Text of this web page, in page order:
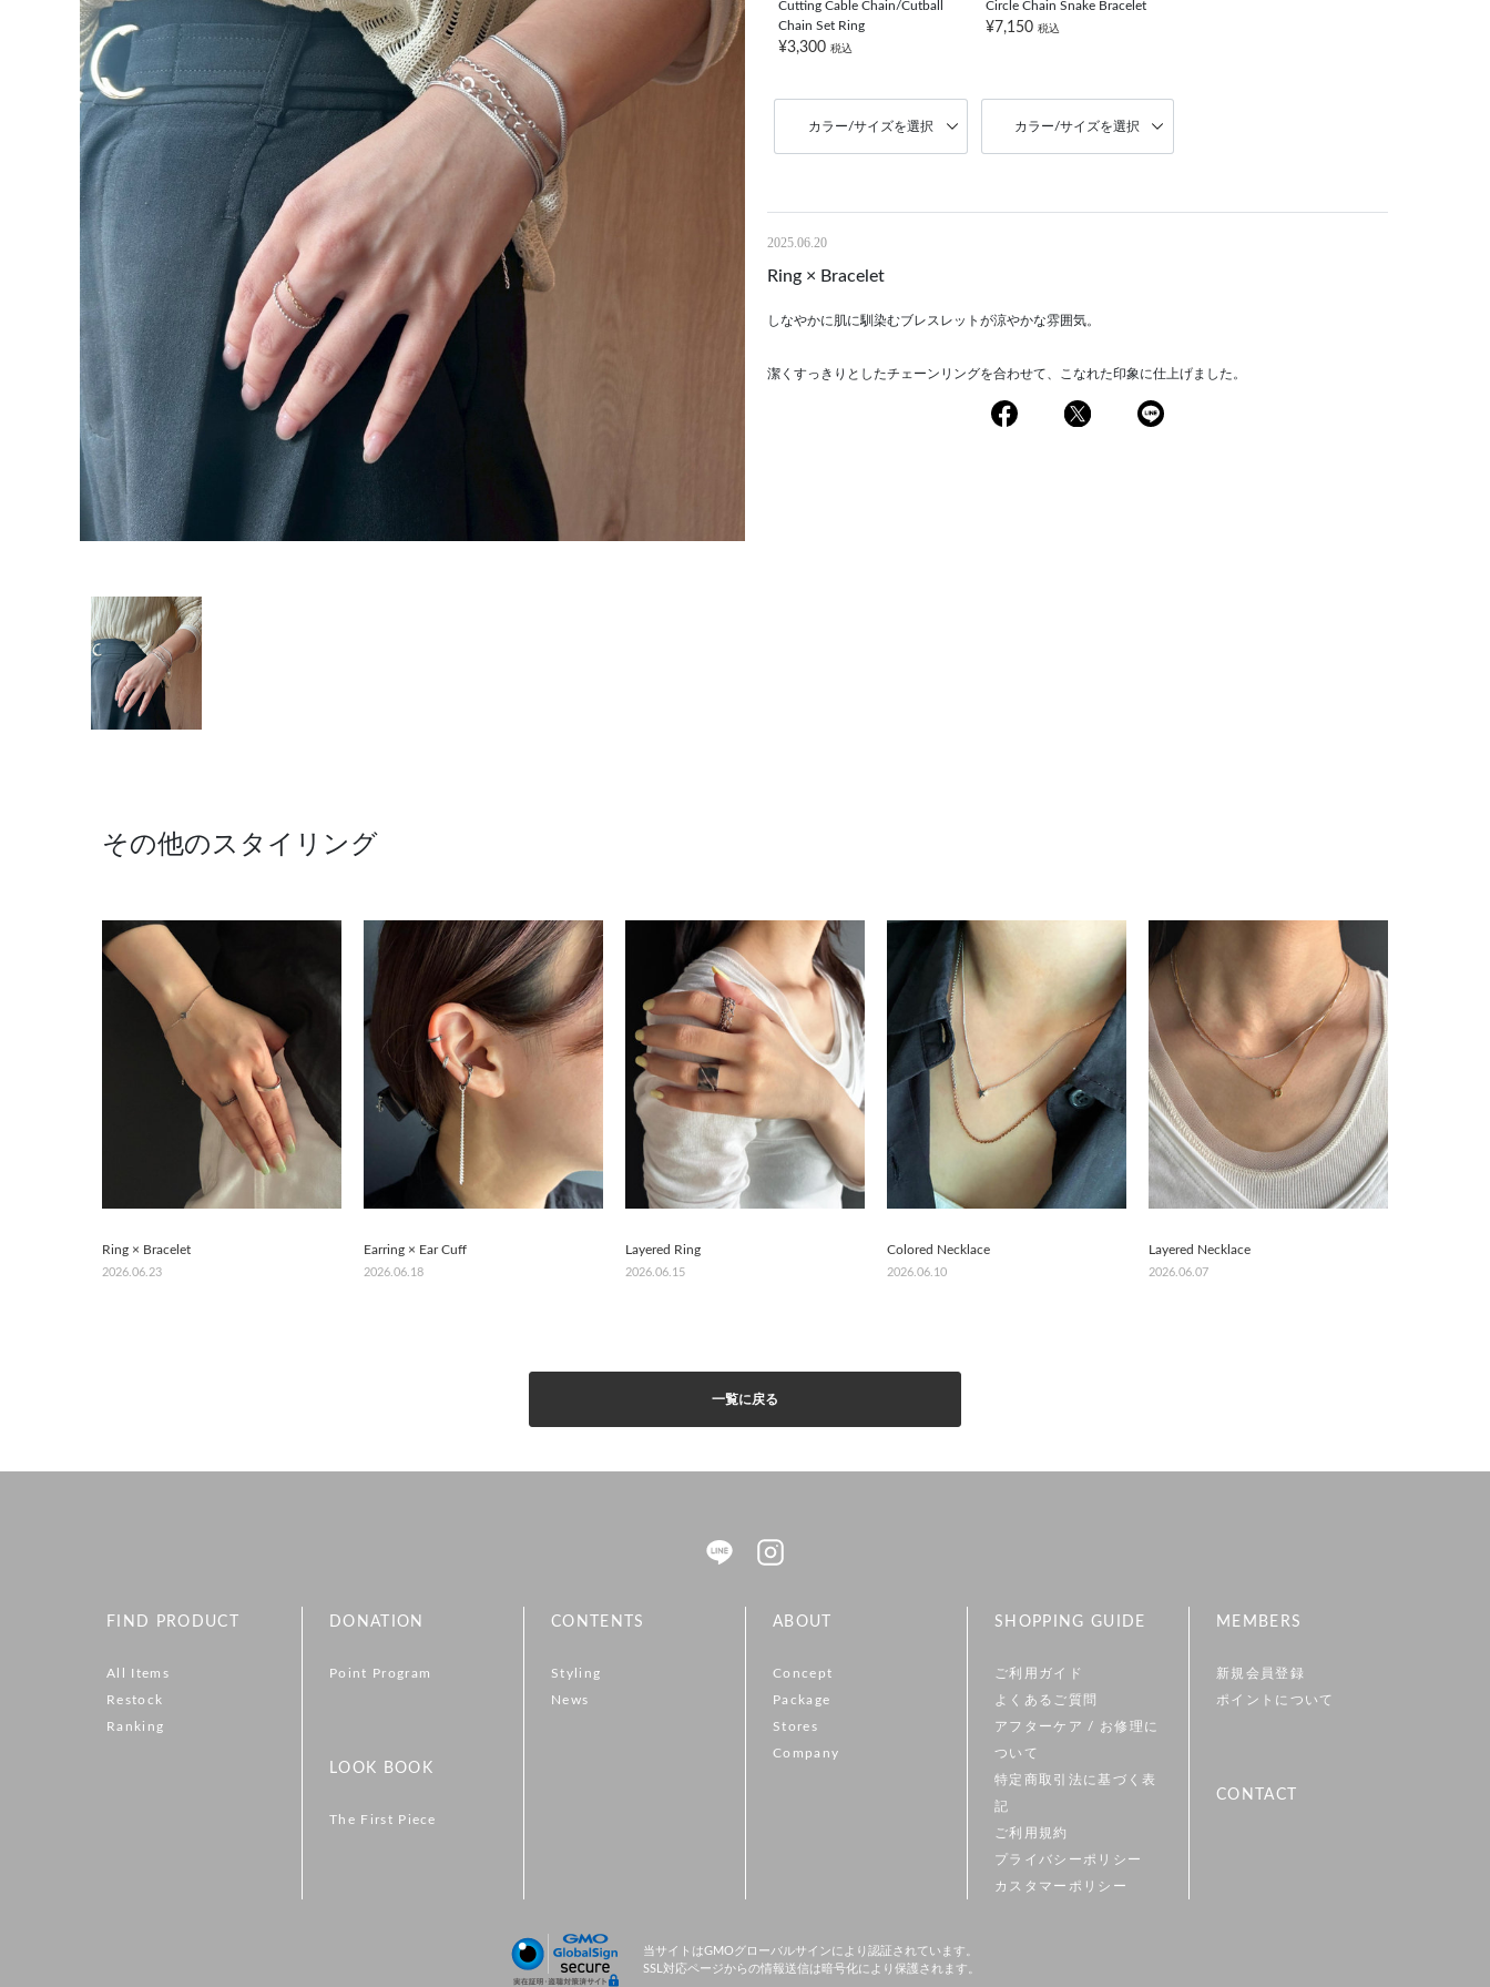
Cutting Cable Chain/Cutball
Chain Set Ring
¥3,300 税込
カラー/サイズを選択
Circle Chain Snake Bracelet
¥7,150 税込
カラー/サイズを選択
2025.06.20
Ring × Bracelet
しなやかに肌に馴染むブレスレットが涼やかな雰囲気。
潔くすっきりとしたチェーンリングを合わせて、こなれた印象に仕上げました。
その他のスタイリング
Ring × Bracelet
2026.06.23
Earring × Ear Cuff
2026.06.18
Layered Ring
2026.06.15
Colored Necklace
2026.06.10
Layered Necklace
2026.06.07
一覧に戻る
FIND PRODUCT
All Items
Restock
Ranking
DONATION
Point Program
LOOK BOOK
The First Piece
CONTENTS
Styling
News
ABOUT
Concept
Package
Stores
Company
SHOPPING GUIDE
ご利用ガイド
よくあるご質問
アフターケア / お修理に
ついて
特定商取引法に基づく表
記
ご利用規約
プライバシーポリシー
カスタマーポリシー
MEMBERS
新規会員登録
ポイントについて
CONTACT
当サイトはGMOグローバルサインにより認証されています。
SSL対応ページからの情報送信は暗号化により保護されます。